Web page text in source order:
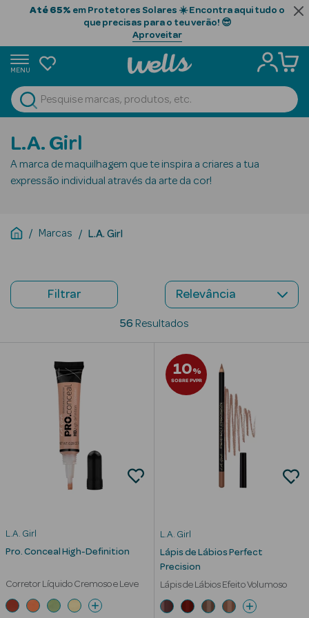
Até 65% em Protetores Solares ☀️ Encontra aqui tudo o
que precisas para o teu verão! 😎
Aproveitar
MENU
Ver Tudo
Beauty Season
Cabelo
Cosmética
Cosmética
Cabelo
Beauty Season
Maquilhagem
Beauty Season
Maquilhagem
Nutricosmética
Beauty Season
Beauty Season
L.A. Girl
A marca de maquilhagem que te inspira a criares a tua
expressão individual através da arte da cor!
Marcas L.A. Girl
Filtrar
56 Resultados
L.A. Girl
Pro. Conceal High-Definition
Corretor Líquido Cremoso e Leve
10%
SOBRE PVPR
L.A. Girl
Lápis de Lábios Perfect
Precision
Lápis de Lábios Efeito Volumoso